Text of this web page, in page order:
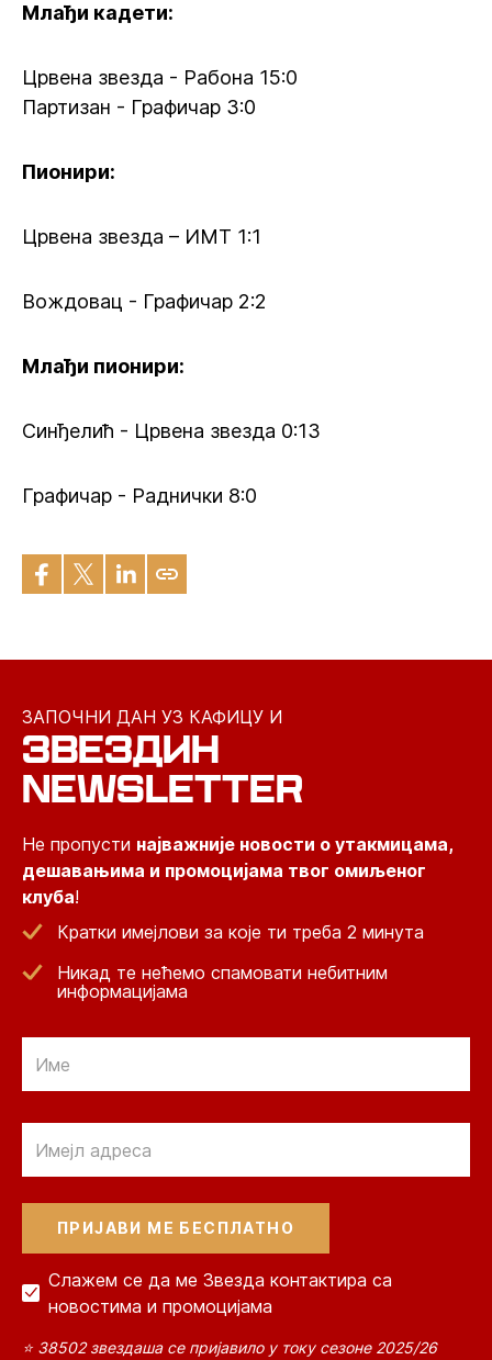
Млађи кадети:
Црвена звезда - Рабона 15:0
Партизан - Графичар 3:0
Пионири:
Црвена звезда – ИМТ 1:1
Вождовац - Графичар 2:2
Млађи пионири:
Синђелић - Црвена звезда 0:13
Графичар - Раднички 8:0
ЗАПОЧНИ ДАН УЗ КАФИЦУ И
ЗВЕЗДИН
NEWSLETTER
Не пропусти најважније новости о утакмицама,
дешавањима и промоцијама твог омиљеног
клуба!
Кратки имејлови за које ти треба 2 минута
Никад те нећемо спамовати небитним
информацијама
Слажем се да ме Звезда контактира са
новостима и промоцијама
⭐ 38502 звездаша се пријавило у току сезоне 2025/26